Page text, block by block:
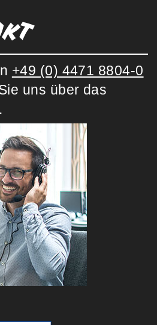
+49 (0) 4471 8804-0
uns über das